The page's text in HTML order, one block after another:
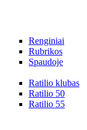
Renginiai
Rubrikos
Spaudoje
Ratilio klubas
Ratilio 50
Ratilio 55